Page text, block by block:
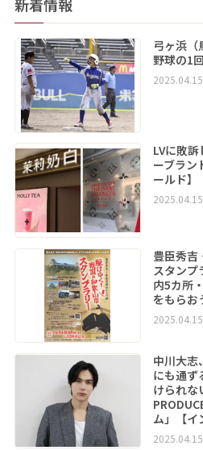
弓ヶ浜
野球の1
LVに敗
ーブラ
ールド】
豊臣秀吉
スタン
内5カ所
をもらお
中川大志
にも通ず
けられ
ム」【イ